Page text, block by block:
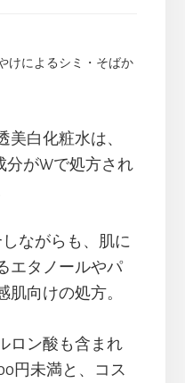
けによるシミ・そばか
美白化粧水は、
分がWで処方され
ながらも、肌に
エタノールやパ
肌向けの処方。
ロン酸も含まれ
円未満と、コス